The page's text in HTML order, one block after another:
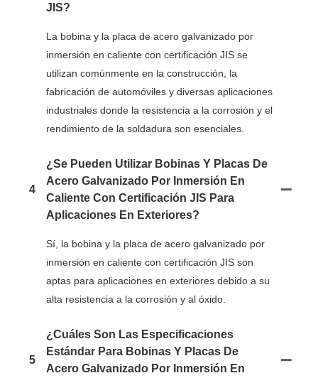
JIS?
La bobina y la placa de acero galvanizado por
inmersión en caliente con certificación JIS se
utilizan comúnmente en la construcción, la
fabricación de automóviles y diversas aplicaciones
industriales donde la resistencia a la corrosión y el
rendimiento de la soldadura son esenciales.
4
¿Se Pueden Utilizar Bobinas Y Placas De
Acero Galvanizado Por Inmersión En
Caliente Con Certificación JIS Para
Aplicaciones En Exteriores?
Sí, la bobina y la placa de acero galvanizado por
inmersión en caliente con certificación JIS son
aptas para aplicaciones en exteriores debido a su
alta resistencia a la corrosión y al óxido.
5
¿Cuáles Son Las Especificaciones
Estándar Para Bobinas Y Placas De
Acero Galvanizado Por Inmersión En